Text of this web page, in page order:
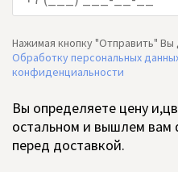
Нажимая кнопку "Отправить" Вы
Обработку персональных
конфиденциальности
Вы определяете цену
остальном и вышлем вам
перед доставкой.